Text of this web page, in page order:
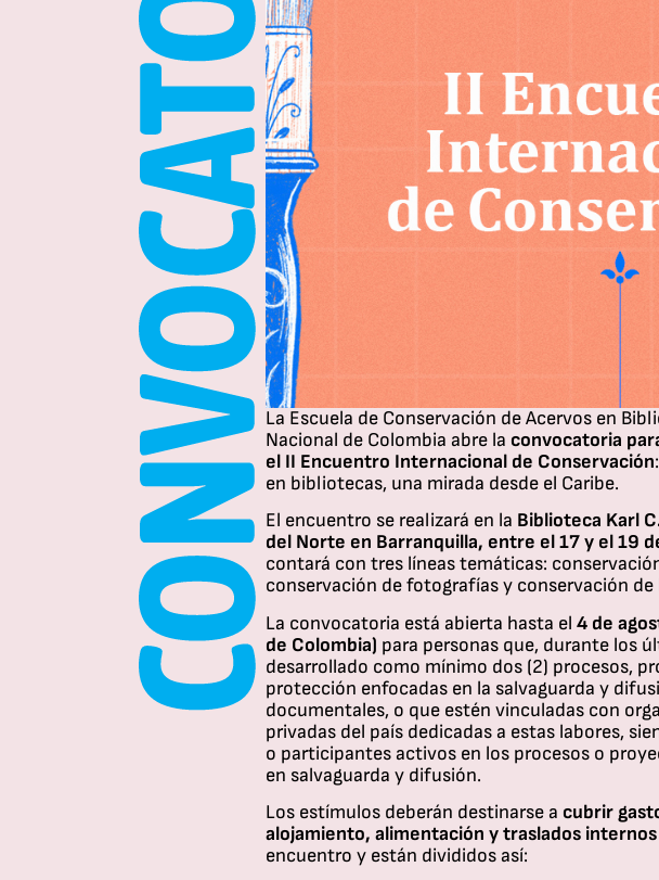
​​​​La Escuela de Conservación de Acervos en
Nacional de Colombia abre la convocatoria
el II Encuentro Internacional de Conservación
en bibliotecas, una mirada desde el Caribe.
El encuentro se realizará en la Biblioteca Karl
del Norte en Barranquilla, entre el 17 y el 19
contará con tres líneas temáticas:
conservación de fotografías y conservación
La convocatoria está abierta hasta el 4 de
de Colombia) para personas que, durante los
desarrollado como mínimo dos (2) procesos,
protección enfocadas en la salvaguarda y
documentales, o que estén vinculadas con
privadas del país dedicadas a estas labores,
o participantes activos en los procesos o
en salvaguarda y difusión.
Los estímulos deberán destinarse a cubrir
alojamiento, alimentación y traslados internos
encuentro y están divididos así: